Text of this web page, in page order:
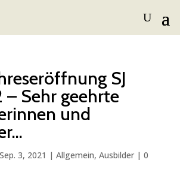
SJ
– Sehr geehrte
und
Sep. 3, 2021 | Allgemein, Ausbilder| 0